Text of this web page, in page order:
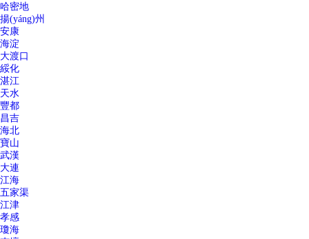
哈密地
揚(yáng)州
安康
海淀
大渡口
綏化
湛江
天水
豐都
昌吉
海北
寶山
武漢
大連
江海
五家渠
江津
孝感
瓊海